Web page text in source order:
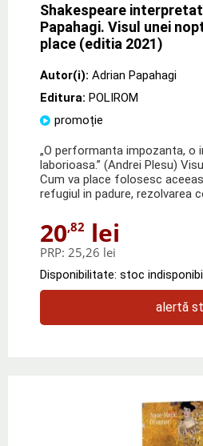
Shakespeare
Papahagi. Visul unei
place (editia 2021)
Autor(i): Adrian Papahagi
Editura: POLIROM
promoție
„O performanta impozanta, o
laborioasa.” (Andrei Plesu)
Cum va place folosesc
refugiul in padure, rezolvarea
20,82 lei
PRP: 25,26 lei
Disponibilitate: stoc
alertă